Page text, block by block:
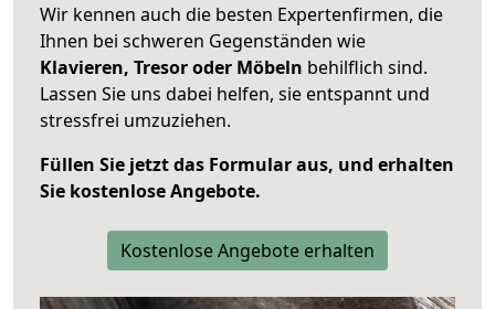
Wir kennen auch die besten Expertenfirmen, die
Ihnen bei schweren Gegenständen wie
Klavieren, Tresor oder Möbeln behilflich sind.
Lassen Sie uns dabei helfen, sie entspannt und
stressfrei umzuziehen.
Füllen Sie jetzt das Formular aus, und erhalten
Sie kostenlose Angebote.
Kostenlose Angebote erhalten